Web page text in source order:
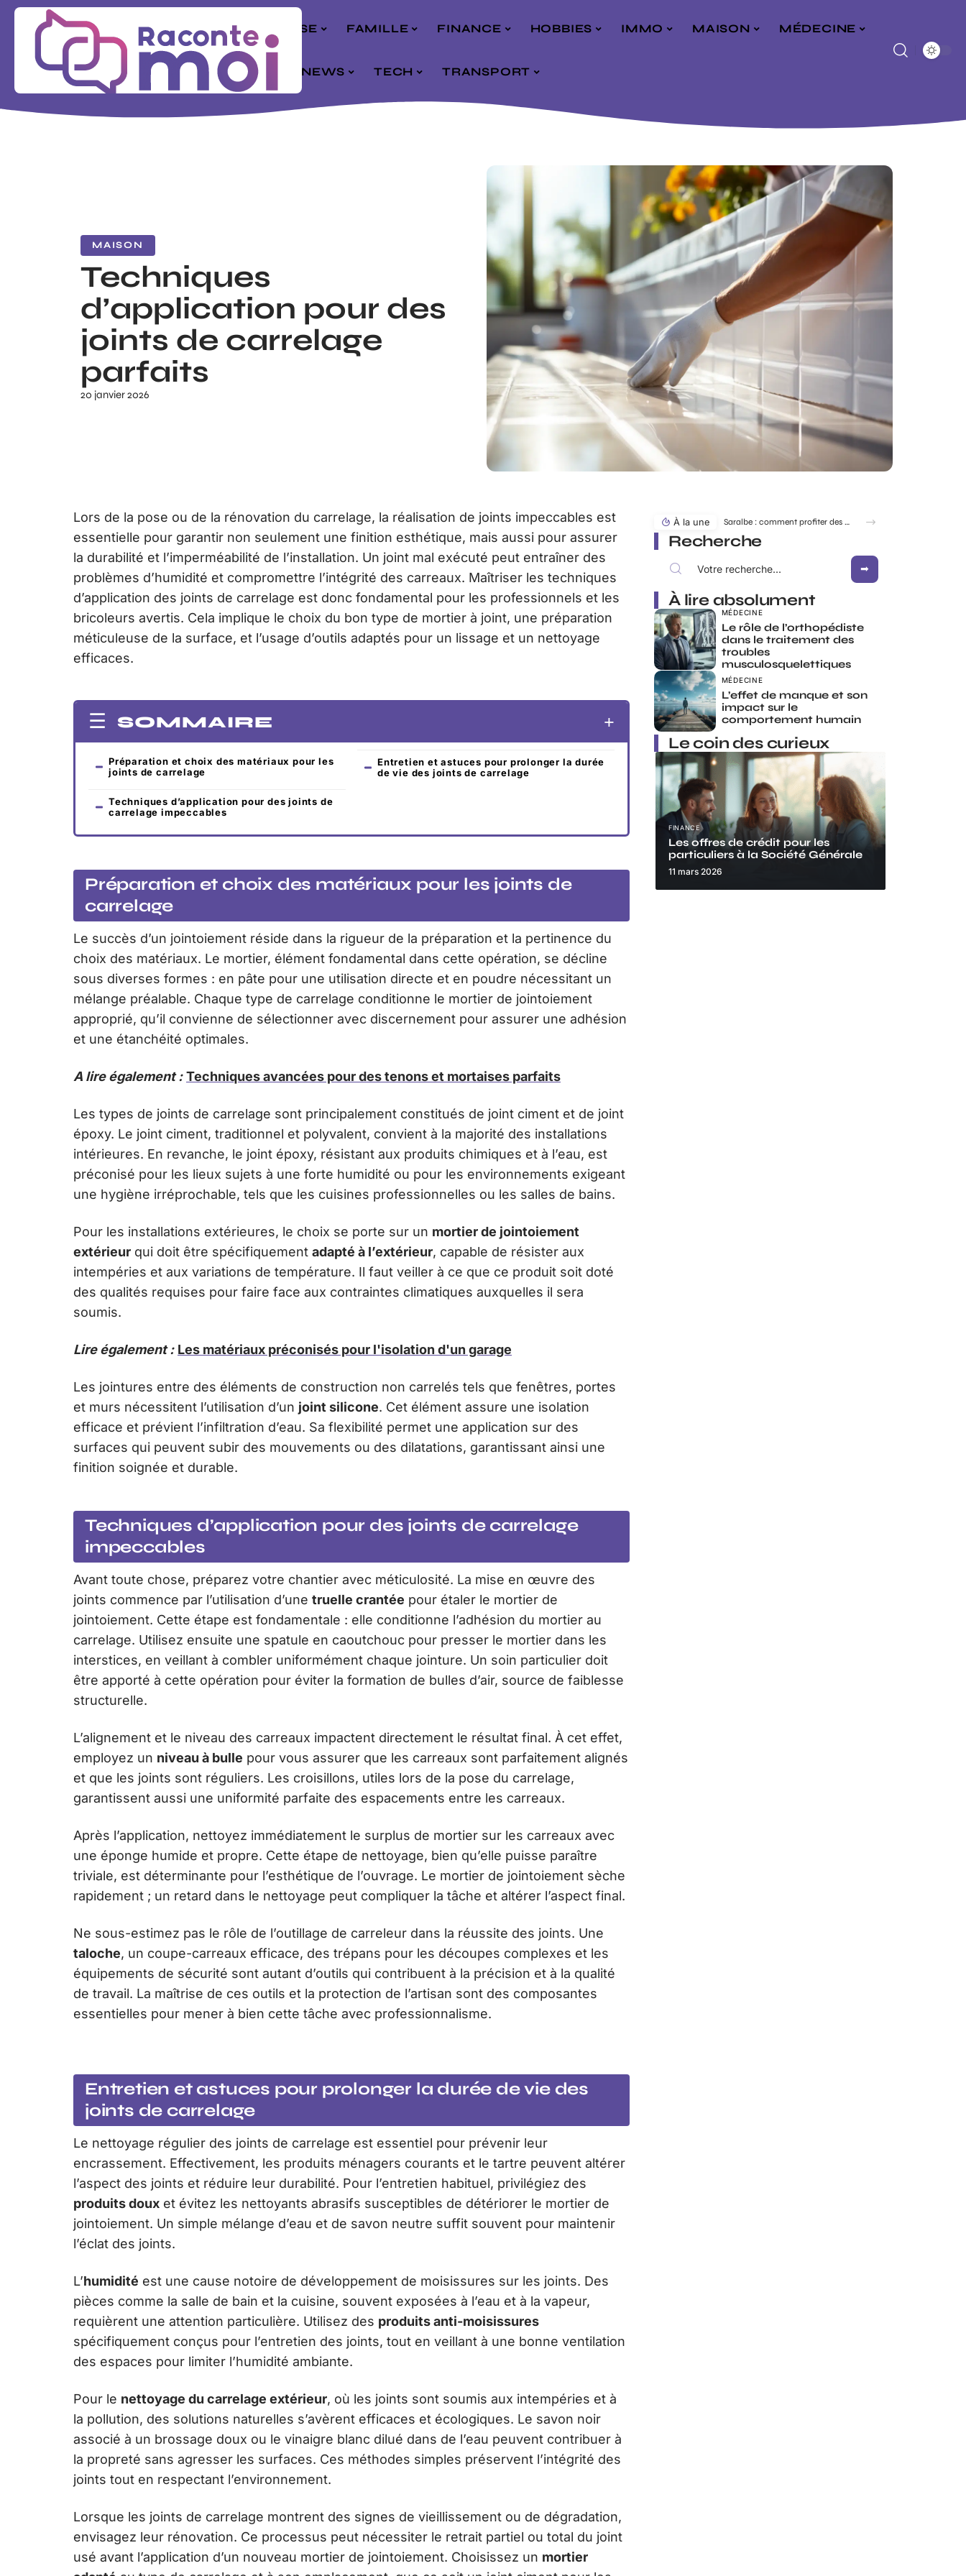
ENTREPRISE FAMILLE FINANCE HOBBIES IMMO MAISON MÉDECINE
MODE NEWS TECH TRANSPORT
MAISON
Techniques
d’application pour des
joints de carrelage
parfaits
20 janvier 2026
Lors de la pose ou de la rénovation du carrelage, la réalisation de joints impeccables est
essentielle pour garantir non seulement une finition esthétique, mais aussi pour assurer
la durabilité et l’imperméabilité de l’installation. Un joint mal exécuté peut entraîner des
problèmes d’humidité et compromettre l’intégrité des carreaux. Maîtriser les techniques
d’application des joints de carrelage est donc fondamental pour les professionnels et les
bricoleurs avertis. Cela implique le choix du bon type de mortier à joint, une préparation
méticuleuse de la surface, et l’usage d’outils adaptés pour un lissage et un nettoyage
efficaces.
SOMMAIRE
Préparation et choix des matériaux pour les
joints de carrelage
Techniques d’application pour des joints de
carrelage impeccables
Entretien et astuces pour prolonger la durée
de vie des joints de carrelage
Préparation et choix des matériaux pour les joints de
carrelage
Le succès d’un jointoiement réside dans la rigueur de la préparation et la pertinence du
choix des matériaux. Le mortier, élément fondamental dans cette opération, se décline
sous diverses formes : en pâte pour une utilisation directe et en poudre nécessitant un
mélange préalable. Chaque type de carrelage conditionne le mortier de jointoiement
approprié, qu’il convienne de sélectionner avec discernement pour assurer une adhésion
et une étanchéité optimales.
A lire également : Techniques avancées pour des tenons et mortaises parfaits
Les types de joints de carrelage sont principalement constitués de joint ciment et de joint
époxy. Le joint ciment, traditionnel et polyvalent, convient à la majorité des installations
intérieures. En revanche, le joint époxy, résistant aux produits chimiques et à l’eau, est
préconisé pour les lieux sujets à une forte humidité ou pour les environnements exigeant
une hygiène irréprochable, tels que les cuisines professionnelles ou les salles de bains.
Pour les installations extérieures, le choix se porte sur un mortier de jointoiement
extérieur qui doit être spécifiquement adapté à l’extérieur, capable de résister aux
intempéries et aux variations de température. Il faut veiller à ce que ce produit soit doté
des qualités requises pour faire face aux contraintes climatiques auxquelles il sera
soumis.
Lire également : Les matériaux préconisés pour l'isolation d'un garage
Les jointures entre des éléments de construction non carrelés tels que fenêtres, portes
et murs nécessitent l’utilisation d’un joint silicone. Cet élément assure une isolation
efficace et prévient l’infiltration d’eau. Sa flexibilité permet une application sur des
surfaces qui peuvent subir des mouvements ou des dilatations, garantissant ainsi une
finition soignée et durable.
Techniques d’application pour des joints de carrelage
impeccables
Avant toute chose, préparez votre chantier avec méticulosité. La mise en œuvre des
joints commence par l’utilisation d’une truelle crantée pour étaler le mortier de
jointoiement. Cette étape est fondamentale : elle conditionne l’adhésion du mortier au
carrelage. Utilisez ensuite une spatule en caoutchouc pour presser le mortier dans les
interstices, en veillant à combler uniformément chaque jointure. Un soin particulier doit
être apporté à cette opération pour éviter la formation de bulles d’air, source de faiblesse
structurelle.
L’alignement et le niveau des carreaux impactent directement le résultat final. À cet effet,
employez un niveau à bulle pour vous assurer que les carreaux sont parfaitement alignés
et que les joints sont réguliers. Les croisillons, utiles lors de la pose du carrelage,
garantissent aussi une uniformité parfaite des espacements entre les carreaux.
Après l’application, nettoyez immédiatement le surplus de mortier sur les carreaux avec
une éponge humide et propre. Cette étape de nettoyage, bien qu’elle puisse paraître
triviale, est déterminante pour l’esthétique de l’ouvrage. Le mortier de jointoiement sèche
rapidement ; un retard dans le nettoyage peut compliquer la tâche et altérer l’aspect final.
Ne sous-estimez pas le rôle de l’outillage de carreleur dans la réussite des joints. Une
taloche, un coupe-carreaux efficace, des trépans pour les découpes complexes et les
équipements de sécurité sont autant d’outils qui contribuent à la précision et à la qualité
de travail. La maîtrise de ces outils et la protection de l’artisan sont des composantes
essentielles pour mener à bien cette tâche avec professionnalisme.
Entretien et astuces pour prolonger la durée de vie des
joints de carrelage
Le nettoyage régulier des joints de carrelage est essentiel pour prévenir leur
encrassement. Effectivement, les produits ménagers courants et le tartre peuvent altérer
l’aspect des joints et réduire leur durabilité. Pour l’entretien habituel, privilégiez des
produits doux et évitez les nettoyants abrasifs susceptibles de détériorer le mortier de
jointoiement. Un simple mélange d’eau et de savon neutre suffit souvent pour maintenir
l’éclat des joints.
L’humidité est une cause notoire de développement de moisissures sur les joints. Des
pièces comme la salle de bain et la cuisine, souvent exposées à l’eau et à la vapeur,
requièrent une attention particulière. Utilisez des produits anti-moisissures
spécifiquement conçus pour l’entretien des joints, tout en veillant à une bonne ventilation
des espaces pour limiter l’humidité ambiante.
Pour le nettoyage du carrelage extérieur, où les joints sont soumis aux intempéries et à
la pollution, des solutions naturelles s’avèrent efficaces et écologiques. Le savon noir
associé à un brossage doux ou le vinaigre blanc dilué dans de l’eau peuvent contribuer à
la propreté sans agresser les surfaces. Ces méthodes simples préservent l’intégrité des
joints tout en respectant l’environnement.
Lorsque les joints de carrelage montrent des signes de vieillissement ou de dégradation,
envisagez leur rénovation. Ce processus peut nécessiter le retrait partiel ou total du joint
usé avant l’application d’un nouveau mortier de jointoiement. Choisissez un mortier
À la une Saralbe : comment profiter des bords de l’eau en toute saison ?
Recherche
À lire absolument
MÉDECINE
Le rôle de l’orthopédiste
dans le traitement des
troubles
musculosquelettiques
MÉDECINE
L’effet de manque et son
impact sur le
comportement humain
Le coin des curieux
FINANCE
Les offres de crédit pour les
particuliers à la Société Générale
11 mars 2026